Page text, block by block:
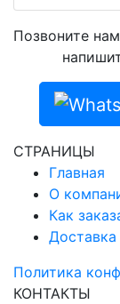
Позвоните
СТРАНИЦЫ
Главная
О
Как
Доставка
Политика
КОНТАКТЫ